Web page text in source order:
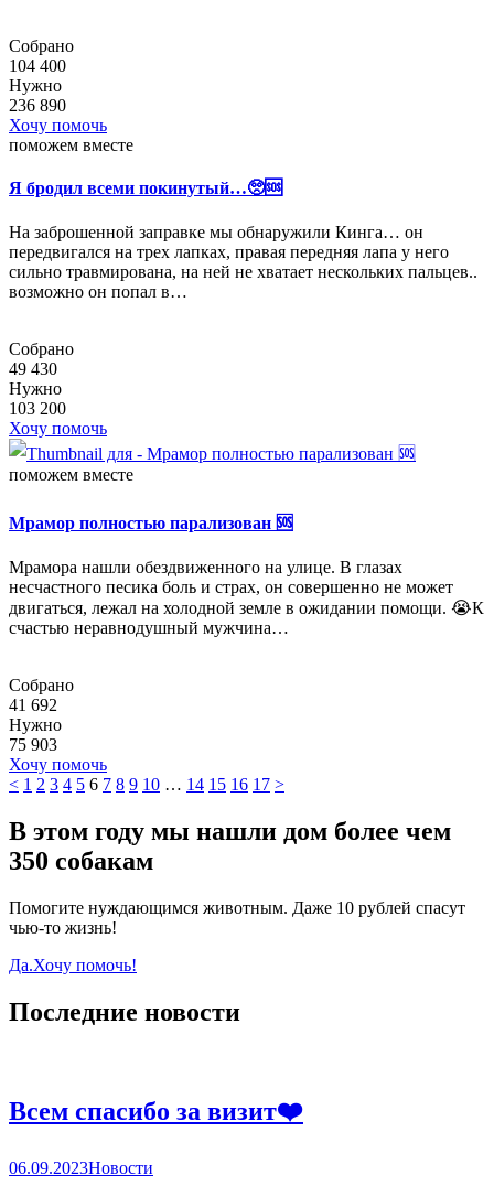
Собрано
104 400
Нужно
236 890
Хочу помочь
поможем вместе
Я бродил всеми покинутый…🥺🆘
На заброшенной заправке мы обнаружили Кинга… он
передвигался на трех лапках, правая передняя лапа у него
сильно травмирована, на ней не хватает нескольких пальцев..
возможно он попал в…
Собрано
49 430
Нужно
103 200
Хочу помочь
поможем вместе
Мрамор полностью парализован 🆘
Мрамора нашли обездвиженного на улице. В глазах
несчастного песика боль и страх, он совершенно не может
двигаться, лежал на холодной земле в ожидании помощи. 😭К
счастью неравнодушный мужчина…
Собрано
41 692
Нужно
75 903
Хочу помочь
< 1 2 3 4 5 6 7 8 9 10 … 14 15 16 17 >
В этом году мы нашли дом более чем
350 собакам
Помогите нуждающимся животным. Даже 10 рублей спасут
чью-то жизнь!
Да.Хочу помочь!
Последние новости
Всем спасибо за визит❤️
06.09.2023Новости